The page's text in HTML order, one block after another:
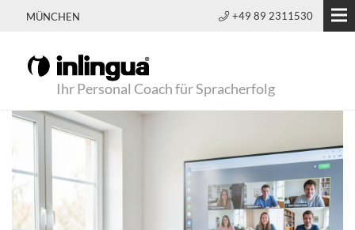
MÜNCHEN +49 89 2311530
Ihr Personal Coach für Spracherfolg